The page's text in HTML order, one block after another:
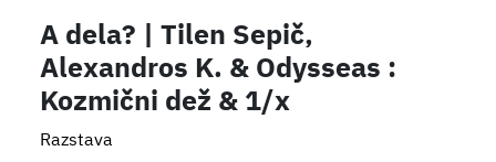
A dela? | Tilen Sepič,
Alexandros K. & Odysseas :
Kozmični dež & 1/x
Razstava